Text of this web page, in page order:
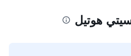
هوتيل